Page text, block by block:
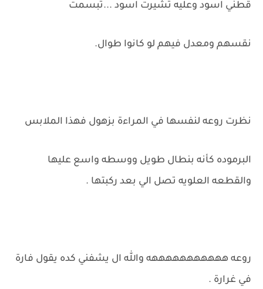
قطني اسود وعليه تشيرت اسود ...تبسمت
نقسهم ومعدل فيهم لو كانوا طوال.
نظرت روعه لنفسها في المراءة بزهول فهذا الملابس
البرموده كأنه بنطال طويل ووسطه واسع عليها
والقطعه العلويه تصل الي بعد ركبتها .
روعه هههههههههههه والله ال يشفني كده يقول فارة
في غرارة .